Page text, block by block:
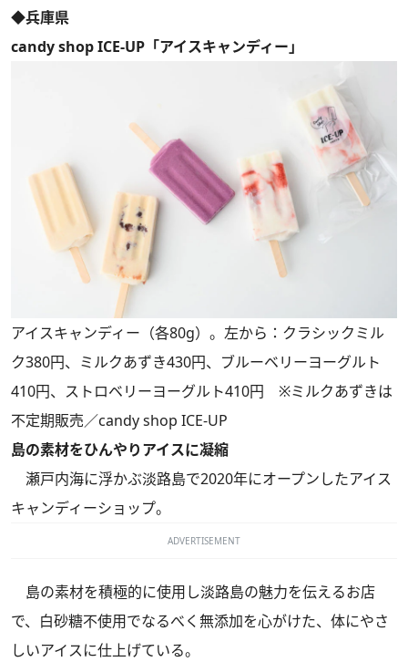
◆兵庫県
candy shop ICE-UP「アイスキャンディー」
アイスキャンディー（各80g）。左から：クラシックミル
ク380円、ミルクあずき430円、ブルーベリーヨーグルト
410円、ストロベリーヨーグルト410円 ※ミルクあずきは
不定期販売／candy shop ICE-UP
島の素材をひんやりアイスに凝縮
瀬戸内海に浮かぶ淡路島で2020年にオープンしたアイス
キャンディーショップ。
ADVERTISEMENT
島の素材を積極的に使用し淡路島の魅力を伝えるお店
で、白砂糖不使用でなるべく無添加を心がけた、体にやさ
しいアイスに仕上げている。